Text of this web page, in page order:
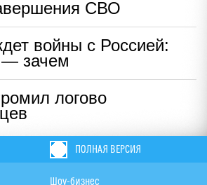
СВО
войны с Россией:
— зачем
логово
ПОЛНАЯ ВЕРСИЯ
Шоу-бизнес